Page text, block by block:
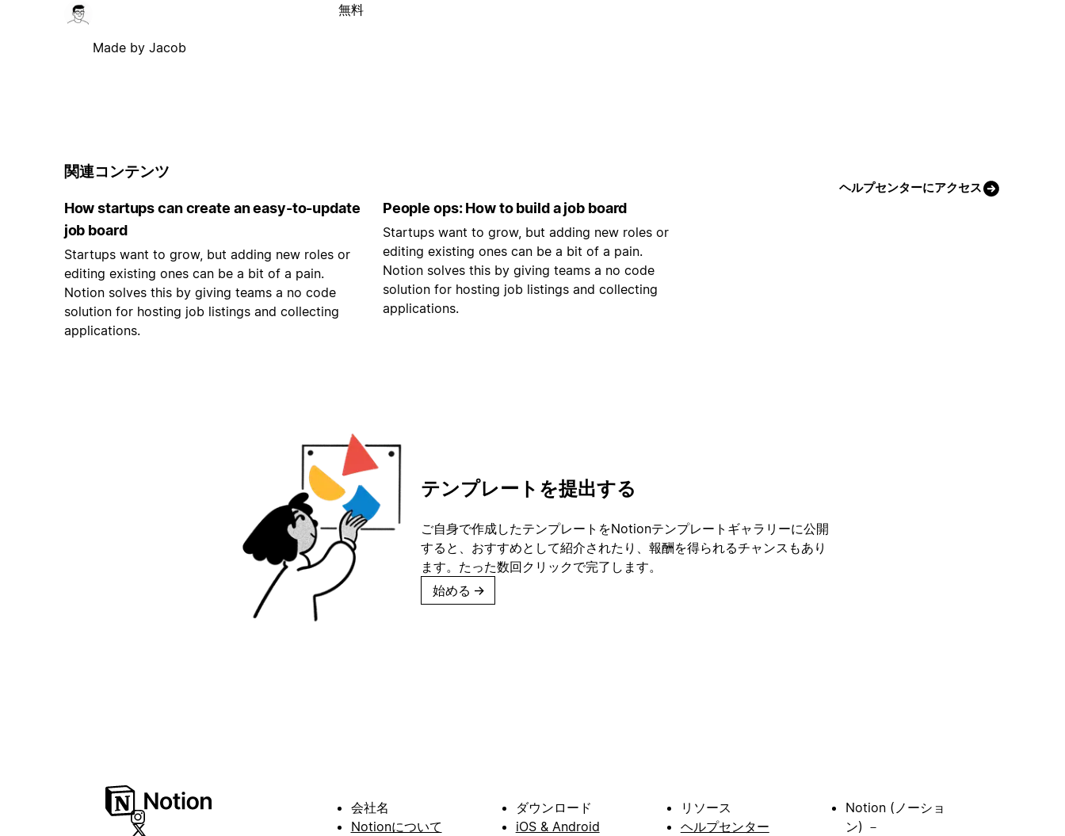
Made by Jacob
無料
関連コンテンツ
ヘルプセンターにアクセス
How startups can create an easy-to-update
job board
Startups want to grow, but adding new roles or
editing existing ones can be a bit of a pain.
Notion solves this by giving teams a no code
solution for hosting job listings and collecting
applications.
People ops: How to build a job board
Startups want to grow, but adding new roles or
editing existing ones can be a bit of a pain.
Notion solves this by giving teams a no code
solution for hosting job listings and collecting
applications.
テンプレートを提出する
ご自身で作成したテンプレートをNotionテンプレートギャラリーに公開
すると、おすすめとして紹介されたり、報酬を得られるチャンスもあり
ます。たった数回クリックで完了します。
始める →
会社名
Notionについて
ダウンロード
iOS & Android
リソース
ヘルプセンター
Notion (ノーショ
ン) －